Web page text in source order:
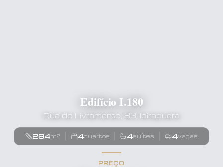
Edifício I.180
Rua do Livramento, 83, Ibirapuera
294m² 4quartos 4suítes 4vagas
PREÇO